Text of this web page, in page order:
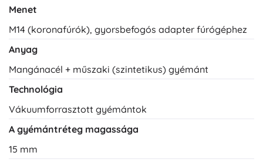
Menet
M14 (koronafúrók), gyorsbefogós adapter fúrógéphez
Anyag
Mangánacél + műszaki (szintetikus) gyémánt
Technológia
Vákuumforrasztott gyémántok
A gyémántréteg magassága
15 mm